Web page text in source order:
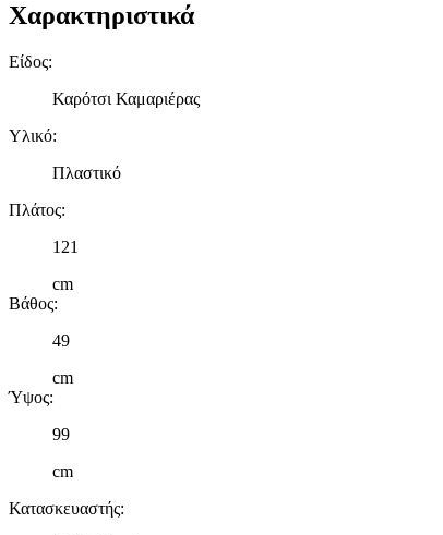
Χαρακτηριστικά
Είδος:
Καρότσι Καμαριέρας
Υλικό:
Πλαστικό
Πλάτος:
121
cm
Βάθος:
49
cm
Ύψος:
99
cm
Κατασκευαστής: